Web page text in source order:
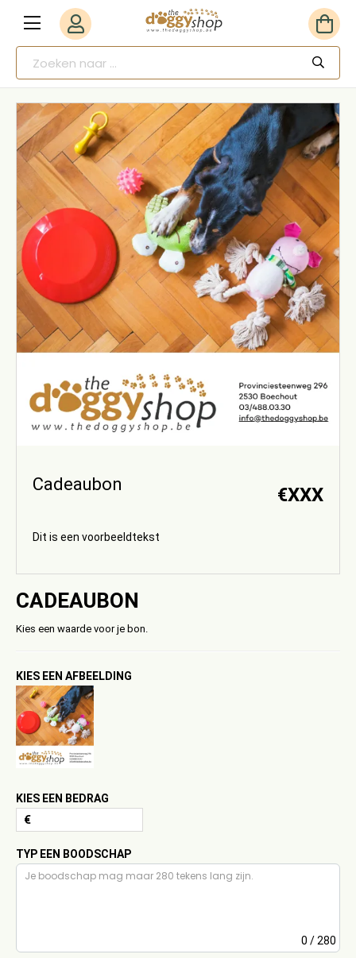
Cadeaubon €XXX
Dit is een voorbeeldtekst
CADEAUBON
Kies een waarde voor je bon.
KIES EEN AFBEELDING
KIES EEN BEDRAG
€
TYP EEN BOODSCHAP
0 / 280